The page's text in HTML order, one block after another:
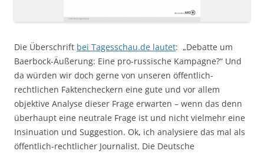
Die Überschrift bei Tagesschau.de lautet: „Debatte um
Baerbock-Äußerung: Eine pro-russische Kampagne?“ Und
da würden wir doch gerne von unseren öffentlich-
rechtlichen Faktencheckern eine gute und vor allem
objektive Analyse dieser Frage erwarten – wenn das denn
überhaupt eine neutrale Frage ist und nicht vielmehr eine
Insinuation und Suggestion. Ok, ich analysiere das mal als
öffentlich-rechtlicher Journalist. Die Deutsche